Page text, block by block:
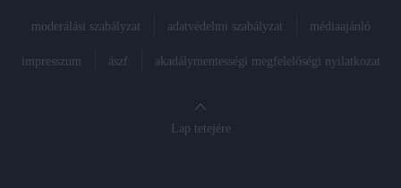
moderálási szabályzat adatvédelmi szabályzat médiaajánló
impresszum ászf akadálymentességi megfelelőségi nyilatkozat
Lap tetejére